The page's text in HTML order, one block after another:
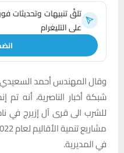
تلقَّ تنبيهات وتحديثات
على التليغرام
وقال المهندس أحمد
شبكة أخبار الناصرية، أنه تم
للشرب الى قرى آل إزيرج في
في المديرية.